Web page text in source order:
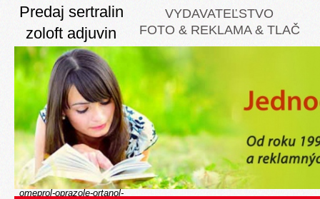
Predaj sertralin
zoloft adjuvin
asentra serlift
setaloft
stimuloton
Thu, August 6, 2026
Maaz sihttp://www.jes.sk/-
jessk-kúpiť-prilosec-losec-
gasec-helicid-lomac-
omeprol-oprazole-ortanol-
VYDAVATEĽSTVO
FOTO & REKLAMA & TLAČ